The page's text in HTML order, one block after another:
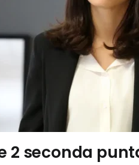
2 seconda